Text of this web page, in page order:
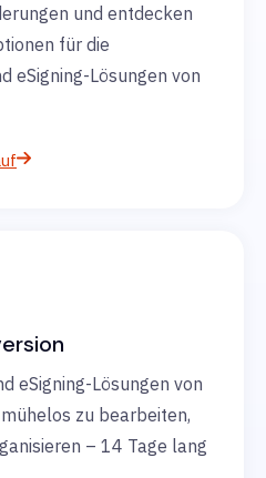
und entdecken
für die
eSigning-Lösungen von
eSigning-Lösungen von
zu bearbeiten,
– 14 Tage lang